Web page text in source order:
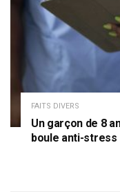
FAITS DIVERS
Un garçon de 8
boule anti-stress